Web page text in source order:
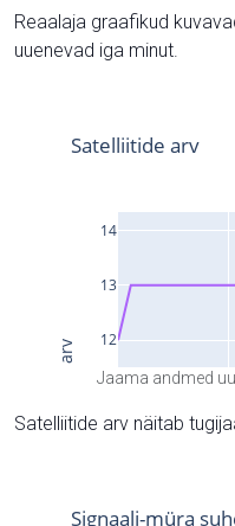
Reaalaja graafikud
uuenevad iga minut.
Jaama andmed
Satelliitide arv näitab